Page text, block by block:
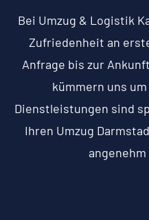
Bei Umzug & Logistik
Zufriedenheit an
Anfrage bis zur
kümmern uns
Dienstleistungen sind
Ihren Umzug